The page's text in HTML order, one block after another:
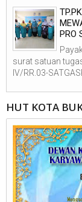
PRO
surat satuan
IV/RR.03-
HUT KOTA